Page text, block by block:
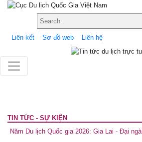
Liên kết Sơ đồ web Liên hệ
TIN TỨC - SỰ KIỆN
Năm Du lịch Quốc gia 2026: Gia Lai - Đại